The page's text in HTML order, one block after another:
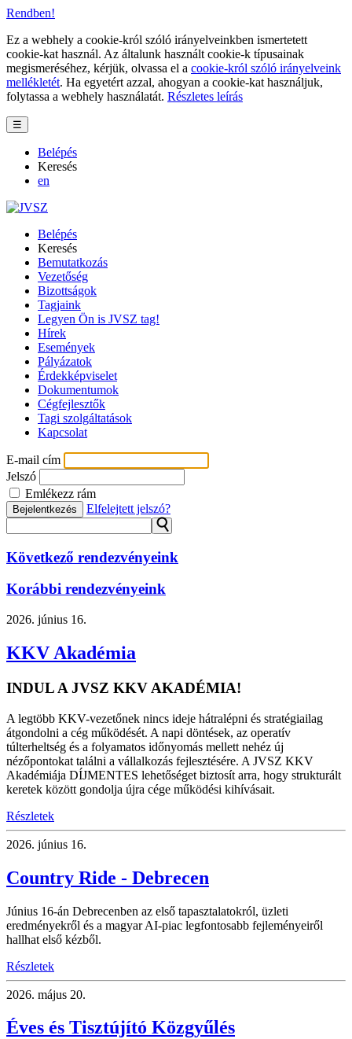
Rendben!
Ez a webhely a cookie-król szóló irányelveinkben ismertetett
cookie-kat használ. Az általunk használt cookie-k típusainak
megismeréséhez, kérjük, olvassa el a cookie-król szóló irányelveink
mellékletét. Ha egyetért azzal, ahogyan a cookie-kat használjuk,
folytassa a webhely használatát. Részletes leírás
☰
Belépés
Keresés
en
Belépés
Keresés
Bemutatkozás
Vezetőség
Bizottságok
Tagjaink
Legyen Ön is JVSZ tag!
Hírek
Események
Pályázatok
Érdekképviselet
Dokumentumok
Cégfejlesztők
Tagi szolgáltatások
Kapcsolat
E-mail cím
Jelszó
Emlékezz rám
Bejelentkezés Elfelejtett jelszó?
⚲
Következő rendezvényeink
Korábbi rendezvényeink
2026. június 16.
KKV Akadémia
INDUL A JVSZ KKV AKADÉMIA!
A legtöbb KKV-vezetőnek nincs ideje hátralépni és stratégiailag
átgondolni a cég működését. A napi döntések, az operatív
túlterheltség és a folyamatos időnyomás mellett nehéz új
nézőpontokat találni a vállalkozás fejlesztésére. A JVSZ KKV
Akadémiája DÍJMENTES lehetőséget biztosít arra, hogy strukturált
keretek között gondolja újra cége működési kihívásait.
Részletek
2026. június 16.
Country Ride - Debrecen
Június 16-án Debrecenben az első tapasztalatokról, üzleti
eredményekről és a magyar AI-piac legfontosabb fejleményeiről
hallhat első kézből.
Részletek
2026. május 20.
Éves és Tisztújító Közgyűlés